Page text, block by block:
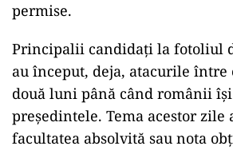
permise.
Principalii candidați la fotoliul
au început, deja, atacurile între
două luni până când românii
președintele. Tema acestor zile
facultatea absolvită sau nota